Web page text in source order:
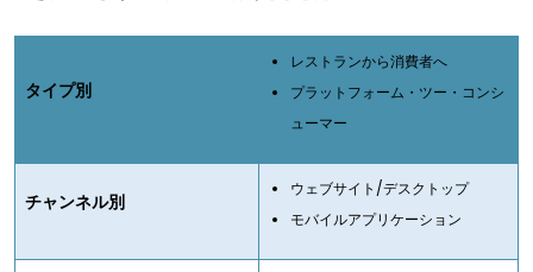
タイプ別
レストランから消費者へ
プラットフォーム・ツー・コンシ
ューマー
チャンネル別
ウェブサイト/デスクトップ
モバイルアプリケーション